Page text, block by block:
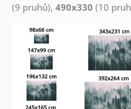
(9 pruhů), 490x330 (10